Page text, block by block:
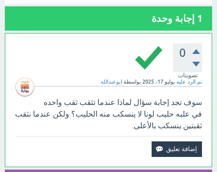
1 إجابة وحدة
0
تصويتات
تم الرد عليه يوليو 17، 2025 بواسطة ابوعبدالله
سوف تجد إجابة سؤال لماذا عندما تثقب ثقب واحده
في علبه حليب لونا لا ينسكب منه الحليب؟ ولكن عندما نثقب
ثقبتين ينسكب بالأعلى.